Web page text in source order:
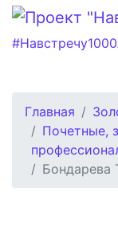
Главная
Почетные,
Бондарева